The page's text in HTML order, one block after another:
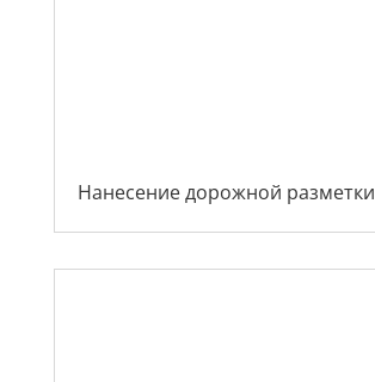
Нанесение дорожной разметки